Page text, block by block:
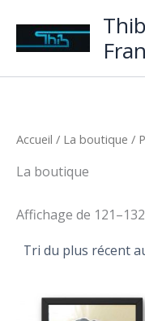
contenu
Accueil / La boutique /
La boutique
Affichage de